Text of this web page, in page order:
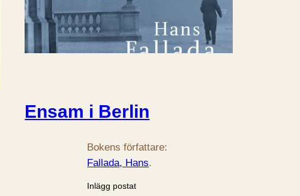
Ensam i Berlin
Bokens författare:
Fallada, Hans.
Inlägg postat